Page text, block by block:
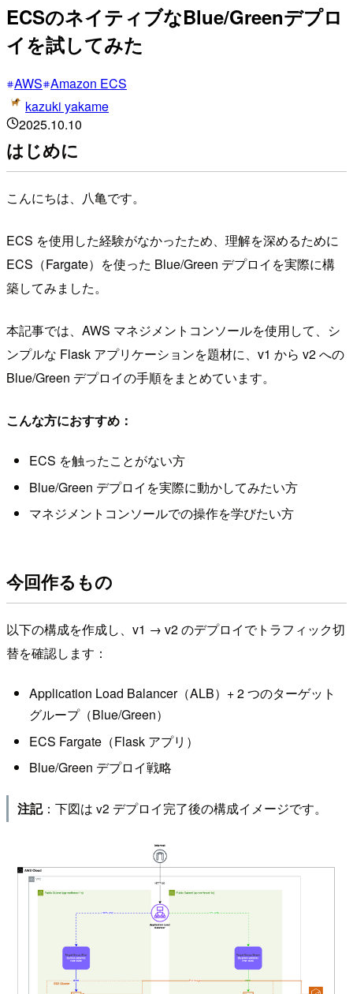
ECSのネイティブなBlue/Greenデプロ
イを試してみた
AWS Amazon ECS
kazuki yakame
2025.10.10
はじめに
こんにちは、八亀です。
ECS を使用した経験がなかったため、理解を深めるために
ECS（Fargate）を使った Blue/Green デプロイを実際に構
築してみました。
本記事では、AWS マネジメントコンソールを使用して、シ
ンプルな Flask アプリケーションを題材に、v1 から v2 への
Blue/Green デプロイの手順をまとめています。
こんな方におすすめ：
ECS を触ったことがない方
Blue/Green デプロイを実際に動かしてみたい方
マネジメントコンソールでの操作を学びたい方
今回作るもの
以下の構成を作成し、v1 → v2 のデプロイでトラフィック切
替を確認します：
Application Load Balancer（ALB）+ 2 つのターゲット
グループ（Blue/Green）
ECS Fargate（Flask アプリ）
Blue/Green デプロイ戦略
注記：下図は v2 デプロイ完了後の構成イメージです。